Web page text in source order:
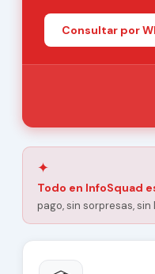
Consultar por
✦
Todo en InfoSquad
pago, sin sorpresas,